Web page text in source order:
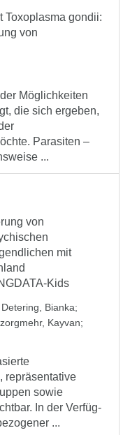
Toxoplasma gondii:
von
Möglichkeiten
die sich ergeben,
Parasiten –
...
von
mit
Kids
Detering, Bianka;
Kayvan;
repräsentative
sowie
In der Verfüg-
...